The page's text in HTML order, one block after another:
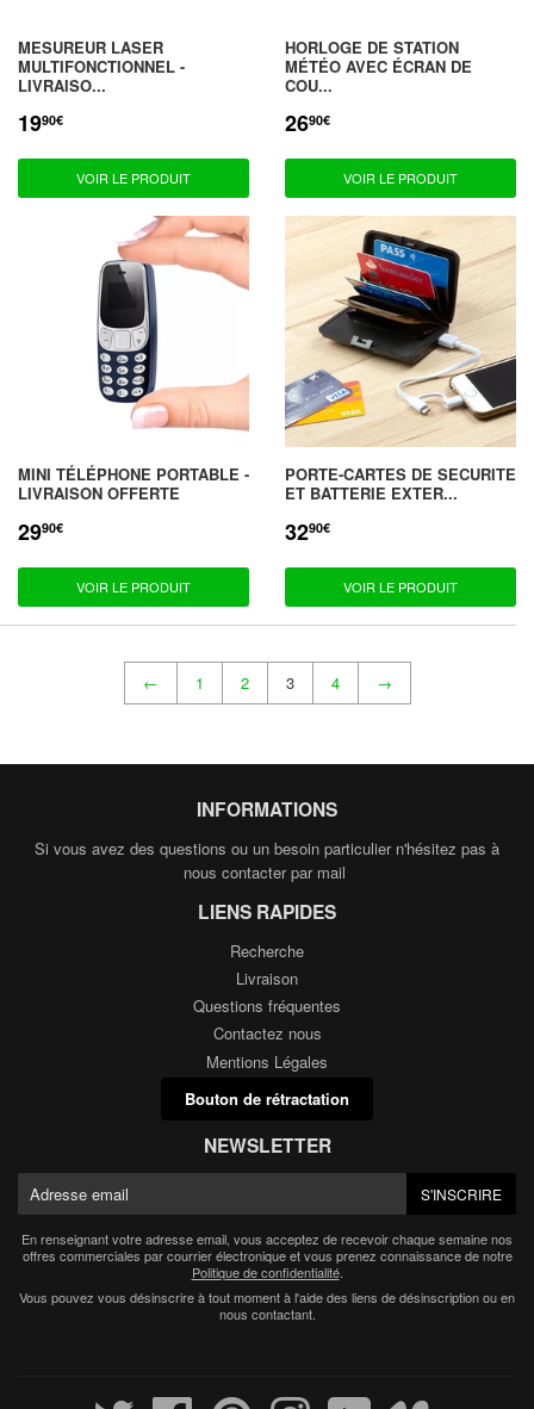
MESUREUR LASER
MULTIFONCTIONNEL -
LIVRAISO...
PRIX
1990€
VOIR LE PRODUIT
HORLOGE DE STATION
MÉTÉO AVEC ÉCRAN DE
COU...
PRIX
2690€
VOIR LE PRODUIT
MINI TÉLÉPHONE PORTABLE -
LIVRAISON OFFERTE
PRIX
RÉDUIT
2990€
VOIR LE PRODUIT
PORTE-CARTES DE SECURITE
ET BATTERIE EXTER...
PRIX
RÉDUIT
3290€
VOIR LE PRODUIT
← 1 2 3 4 →
INFORMATIONS
Si vous avez des questions ou un besoin particulier n'hésitez pas à
nous contacter par mail
LIENS RAPIDES
Recherche
Livraison
Questions fréquentes
Contactez nous
Mentions Légales
Bouton de rétractation
NEWSLETTER
mail
S'INSCRIRE
En renseignant votre adresse email, vous acceptez de recevoir chaque semaine nos
offres commerciales par courrier électronique et vous prenez connaissance de notre
Politique de confidentialité.
Vous pouvez vous désinscrire à tout moment à l'aide des liens de désinscription ou en
nous contactant.